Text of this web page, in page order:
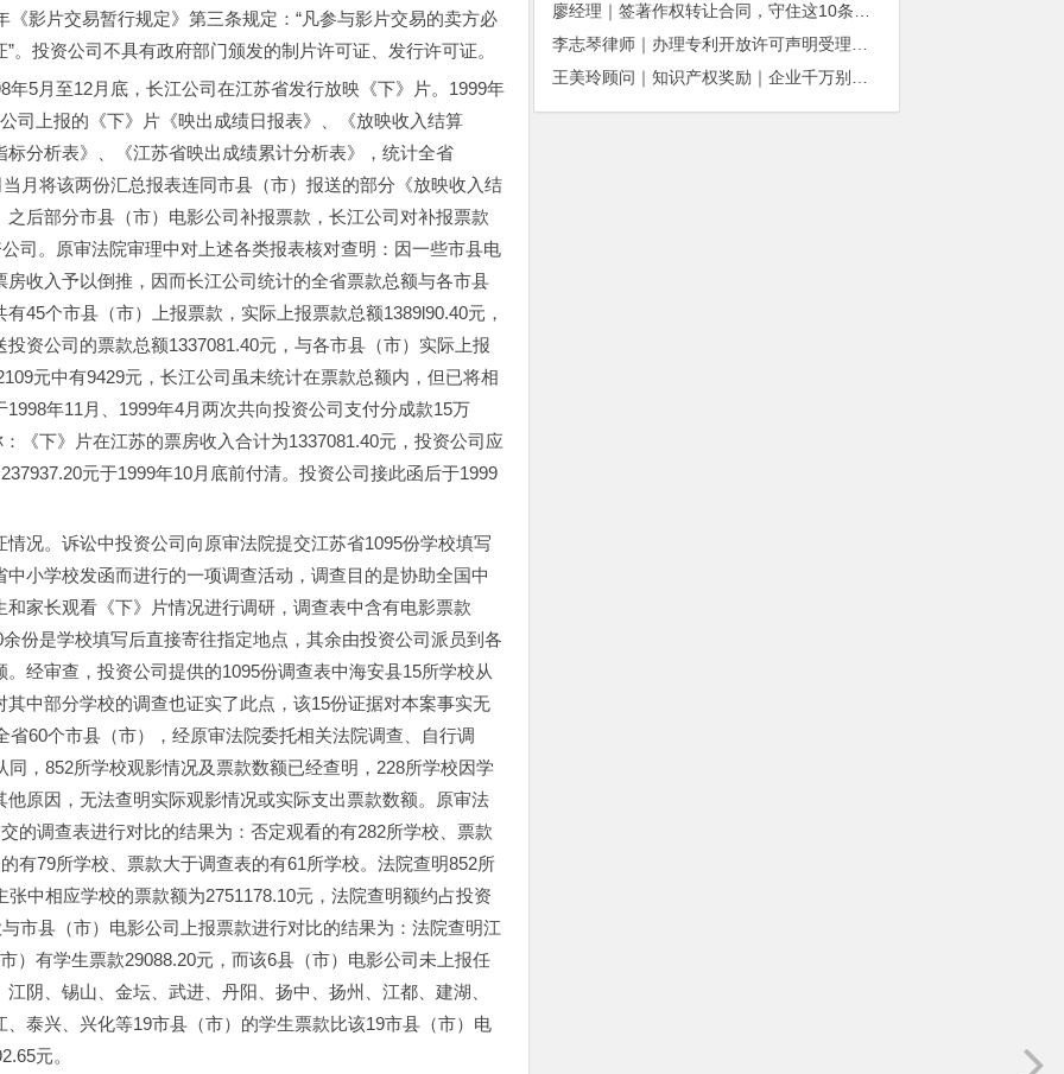
片交易暂行规定》第三条规定：“凡参与影片交易的卖方必
。投资公司不具有政府部门颁发的制片许可证、发行许可证。
月至12月底，长江公司在江苏省发行放映《下》片。1999年
司上报的《下》片《映出成绩日报表》、《放映收入结算
分析表》、《江苏省映出成绩累计分析表》，统计全省
月将该两份汇总报表连同市县（市）报送的部分《放映收入结
后部分市县（市）电影公司补报票款，长江公司对补报票款
司。原审法院审理中对上述各类报表核对查明：因一些市县电
收入予以倒推，因而长江公司统计的全省票款总额与各市县
45个市县（市）上报票款，实际上报票款总额1389l90.40元，
资公司的票款总额1337081.40元，与各市县（市）实际上报
元中有9429元，长江公司虽未统计在票款总额内，但已将相
年11月、1999年4月两次共向投资公司支付分成款15万
《下》片在江苏的票房收入合计为1337081.40元，投资公司应
元于1999年10月底前付清。投资公司接此函后于1999
。诉讼中投资公司向原审法院提交江苏省1095份学校填写
小学校发函而进行的一项调查活动，调查目的是协助全国中
家长观看《下》片情况进行调研，调查表中含有电影票款
份是学校填写后直接寄往指定地点，其余由投资公司派员到各
经审查，投资公司提供的1095份调查表中海安县15所学校从
中部分学校的调查也证实了此点，该15份证据对本案事实无
60个市县（市），经原审法院委托相关法院调查、自行调
，852所学校观影情况及票款数额已经查明，228所学校因学
原因，无法查明实际观影情况或实际支出票款数额。原审法
的调查表进行对比的结果为：否定观看的有282所学校、票款
有79所学校、票款大于调查表的有61所学校。法院查明852所
中相应学校的票款额为2751178.10元，法院查明额约占投资
市县（市）电影公司上报票款进行对比的结果为：法院查明江
）有学生票款29088.20元，而该6县（市）电影公司未上报任
阴、锡山、金坛、武进、丹阳、扬中、扬州、江都、建湖、
泰兴、兴化等19市县（市）的学生票款比该19市县（市）电
元。